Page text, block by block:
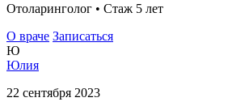
Отоларинголог • Стаж 5 лет
О враче Записаться
Ю
Юлия
22 сентября 2023